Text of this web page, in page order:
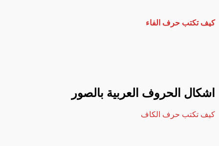
كيف تكتب حرف الفاء
اشكال الحروف العربية بالصور
كيف تكتب حرف الكاف